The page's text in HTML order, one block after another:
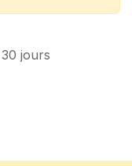
jours